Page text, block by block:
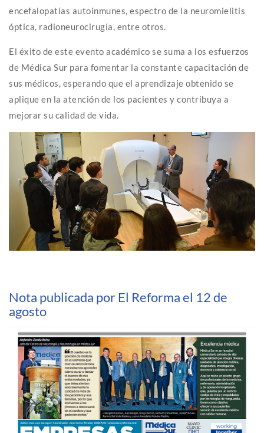
encefalopatías autoinmunes, espectro de la neuromielitis
óptica, radioneurocirugía, entre otros.
El éxito de este evento académico se suma a los esfuerzos
de Médica Sur para fomentar la constante capacitación de
sus médicos, esperando que el aprendizaje obtenido se
aplique en la atención de los pacientes y contribuya a
mejorar su calidad de vida.
Nota publicada por El Reforma el 12 de
agosto